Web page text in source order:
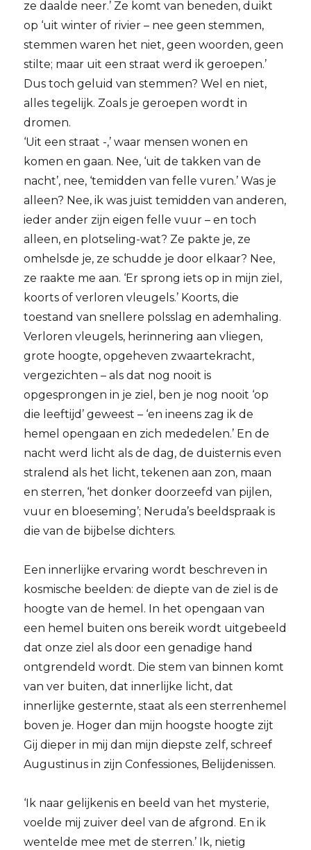
ze daalde neer.’ Ze komt van beneden, duikt
op ‘uit winter of rivier – nee geen stemmen,
stemmen waren het niet, geen woorden, geen
stilte; maar uit een straat werd ik geroepen.’
Dus toch geluid van stemmen? Wel en niet,
alles tegelijk. Zoals je geroepen wordt in
dromen.
‘Uit een straat -,’ waar mensen wonen en
komen en gaan. Nee, ‘uit de takken van de
nacht’, nee, ‘temidden van felle vuren.’ Was je
alleen? Nee, ik was juist temidden van anderen,
ieder ander zijn eigen felle vuur – en toch
alleen, en plotseling-wat? Ze pakte je, ze
omhelsde je, ze schudde je door elkaar? Nee,
ze raakte me aan. ‘Er sprong iets op in mijn ziel,
koorts of verloren vleugels.’ Koorts, die
toestand van snellere polsslag en ademhaling.
Verloren vleugels, herinnering aan vliegen,
grote hoogte, opgeheven zwaartekracht,
vergezichten – als dat nog nooit is
opgesprongen in je ziel, ben je nog nooit ‘op
die leeftijd’ geweest – ‘en ineens zag ik de
hemel opengaan en zich mededelen.’ En de
nacht werd licht als de dag, de duisternis even
stralend als het licht, tekenen aan zon, maan
en sterren, ‘het donker doorzeefd van pijlen,
vuur en bloeseming’; Neruda’s beeldspraak is
die van de bijbelse dichters.
Een innerlijke ervaring wordt beschreven in
kosmische beelden: de diepte van de ziel is de
hoogte van de hemel. In het opengaan van
een hemel buiten ons bereik wordt uitgebeeld
dat onze ziel als door een genadige hand
ontgrendeld wordt. Die stem van binnen komt
van ver buiten, dat innerlijke licht, dat
innerlijke gesternte, staat als een sterrenhemel
boven je. Hoger dan mijn hoogste hoogte zijt
Gij dieper in mij dan mijn diepste zelf, schreef
Augustinus in zijn Confessiones, Belijdenissen.
‘Ik naar gelijkenis en beeld van het mysterie,
voelde mij zuiver deel van de afgrond. En ik
wentelde mee met de sterren.’ Ik, nietig